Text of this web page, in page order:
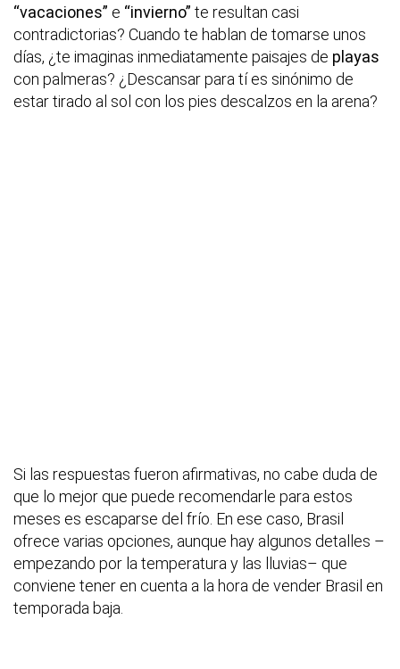
“vacaciones” e “invierno” te resultan casi
contradictorias? Cuando te hablan de tomarse unos
días, ¿te imaginas inmediatamente paisajes de playas
con palmeras? ¿Descansar para tí es sinónimo de
estar tirado al sol con los pies descalzos en la arena?
Si las respuestas fueron afirmativas, no cabe duda de
que lo mejor que puede recomendarle para estos
meses es escaparse del frío. En ese caso, Brasil
ofrece varias opciones, aunque hay algunos detalles –
empezando por la temperatura y las lluvias– que
conviene tener en cuenta a la hora de vender Brasil en
temporada baja.